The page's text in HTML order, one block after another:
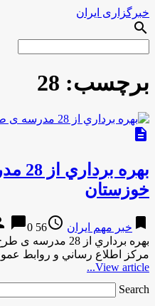
خبرگزاری ایران
search
برچسب: 28
description
خوزستان
bookmark خبر مهم ایران access_time
56 years ago
chat_bubble0
بهره برداري از
مركز اطلاع رساني و روابط
View article...
Search …